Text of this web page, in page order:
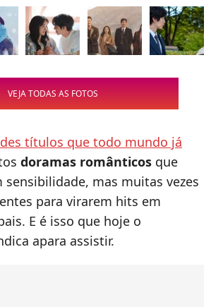
VEJA TODAS AS FOTOS
títulos que todo mundo já
doramas românticos que
mas muitas vezes
para virarem hits em
E é isso que hoje o
apara assistir.